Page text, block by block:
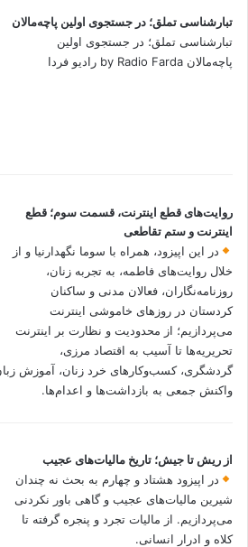
تبارشناسی تملق؛ در جستجوی اولین‌ پاچه‌مالان
تبارشناسی تملق؛ در جستجوی اولین‌
پاچه‌مالان by Radio Farda رادیو فردا
روایت‌های قطع اینترنت، قسمت سوم؛ قطع
اینترنت و ستم تقاطعی
در این اپیزود، همراه با سوما نگهدارنیا و از
خلال روایت‌های فاطمه، به تجربه زنان،
روزنامه‌نگاران، فعالان مدنی و ساکنان
کردستان در روزهای خاموشی اینترنت
می‌پردازیم؛ از محدودیت و نظارت بر اینترنت
تحریریه‌ها تا آسیب به اقتصاد مرزی،
گردشگری، کسب‌وکارهای خرد زنان، آموزش
واکنش جمعی به بازداشت‌ها و اعدام‌ها.
از ریش تا جیش؛ تاریخ مالیات‌های عجیب
در اپیزود هشتاد و چهارم به بحث نه چندان
شیرین مالیات‌های عجیب و گاهی باور نکردنی‌
می‌پردازیم. از مالیات تجرد و پنجره گرفته تا
کلاه و ادرار انسانی.